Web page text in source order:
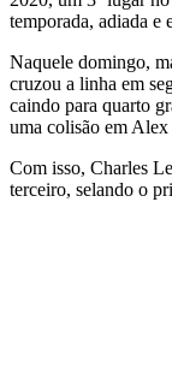
temporada, adiada e
Naquele domingo,
cruzou a linha em
caindo para quarto
uma colisão em
Com isso, Charles
terceiro, selando o